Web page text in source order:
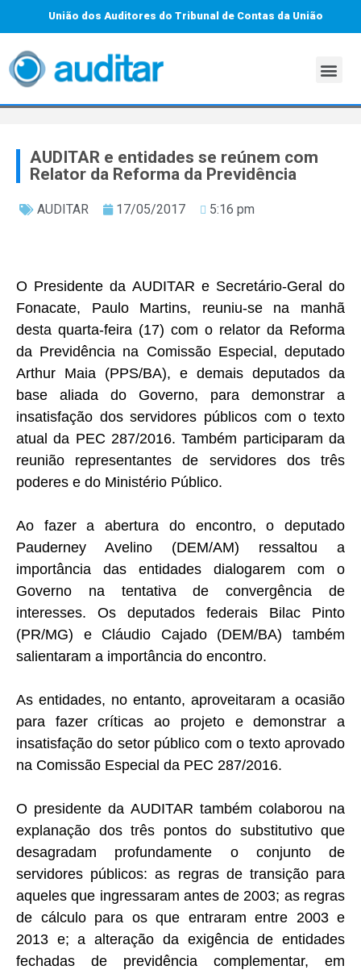
União dos Auditores do Tribunal de Contas da União
AUDITAR e entidades se reúnem com
Relator da Reforma da Previdência
AUDITAR 17/05/2017 5:16 pm
O Presidente da AUDITAR e Secretário-Geral do
Fonacate, Paulo Martins, reuniu-se na manhã
desta quarta-feira (17) com o relator da Reforma
da Previdência na Comissão Especial, deputado
Arthur Maia (PPS/BA), e demais deputados da
base aliada do Governo, para demonstrar a
insatisfação dos servidores públicos com o texto
atual da PEC 287/2016. Também participaram da
reunião representantes de servidores dos três
poderes e do Ministério Público.
Ao fazer a abertura do encontro, o deputado
Pauderney Avelino (DEM/AM) ressaltou a
importância das entidades dialogarem com o
Governo na tentativa de convergência de
interesses. Os deputados federais Bilac Pinto
(PR/MG) e Cláudio Cajado (DEM/BA) também
salientaram a importância do encontro.
As entidades, no entanto, aproveitaram a ocasião
para fazer críticas ao projeto e demonstrar a
insatisfação do setor público com o texto aprovado
na Comissão Especial da PEC 287/2016.
O presidente da AUDITAR também colaborou na
explanação dos três pontos do substitutivo que
desagradam profundamente o conjunto de
servidores públicos: as regras de transição para
aqueles que ingressaram antes de 2003; as regras
de cálculo para os que entraram entre 2003 e
2013 e; a alteração da exigência de entidades
fechadas de previdência complementar, em